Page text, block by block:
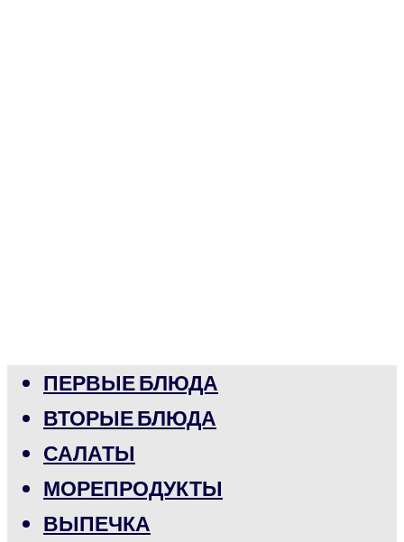
ПЕРВЫЕ БЛЮДА
ВТОРЫЕ БЛЮДА
САЛАТЫ
МОРЕПРОДУКТЫ
ВЫПЕЧКА